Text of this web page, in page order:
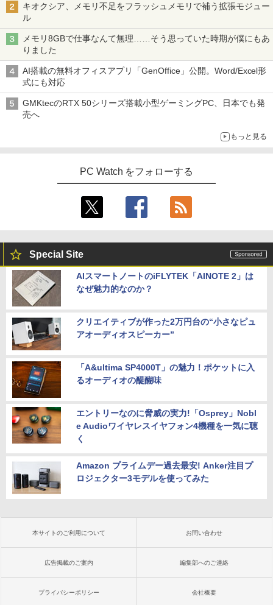
キオクシア、メモリ不足をフラッシュメモリで補う拡張モジュー
ル
メモリ8GBで仕事なんて無理……そう思っていた時期が僕にもあ
りました
AI搭載の無料オフィスアプリ「GenOffice」公開。Word/Excel形
式にも対応
GMKtecのRTX 50シリーズ搭載小型ゲーミングPC、日本でも発
売へ
もっと見る
PC Watch をフォローする
Special Site
AIスマートノートのiFLYTEK「AINOTE 2」は
なぜ魅力的なのか？
クリエイティブが作った2万円台の“小さなピュ
アオーディオスピーカー”
「A&ultima SP4000T」の魅力！ポケットに入
るオーディオの醍醐味
エントリーなのに脅威の実力!「Osprey」Nobl
e Audioワイヤレスイヤフォン4機種を一気に聴
く
Amazon プライムデー過去最安! Anker注目プ
ロジェクター3モデルを使ってみた
本サイトのご利用について お問い合わせ
広告掲載のご案内 編集部へのご連絡
プライバシーポリシー 会社概要